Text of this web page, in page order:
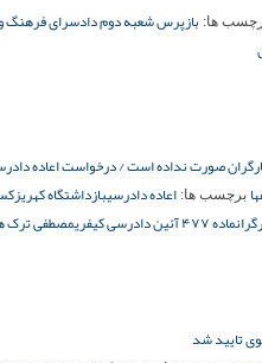
ها: بازپرس شعبه دوم دادسرای فرهنگ
صورت نداده است / درخواست اعاده
برچسب ها: اعاده دادرسیبازداشتگاه کهریزک
ماده ۴۷۷ آئین دادرسی کیفری مصطفی ترک